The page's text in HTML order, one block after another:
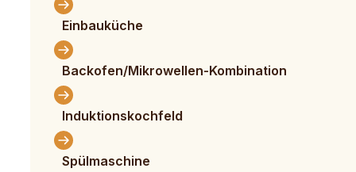
Einbauküche
Backofen/Mikrowellen-Kombination
Induktionskochfeld
Spülmaschine